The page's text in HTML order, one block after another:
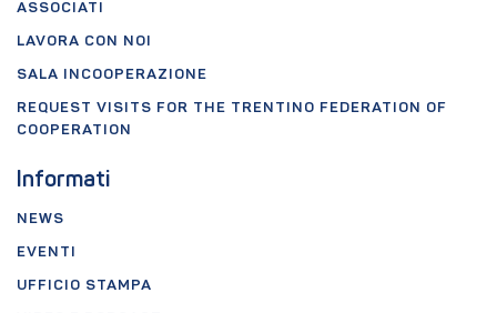
ASSOCIATI
LAVORA CON NOI
SALA INCOOPERAZIONE
REQUEST VISITS FOR THE TRENTINO FEDERATION OF
COOPERATION
Informati
NEWS
EVENTI
UFFICIO STAMPA